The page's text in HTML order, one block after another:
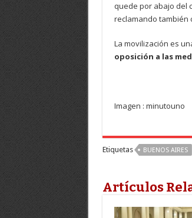
quede por abajo del
reclamando también
La movilización es
oposición a las
Imagen : minutouno
Etiquetas BUENOS AIRES
Artículos